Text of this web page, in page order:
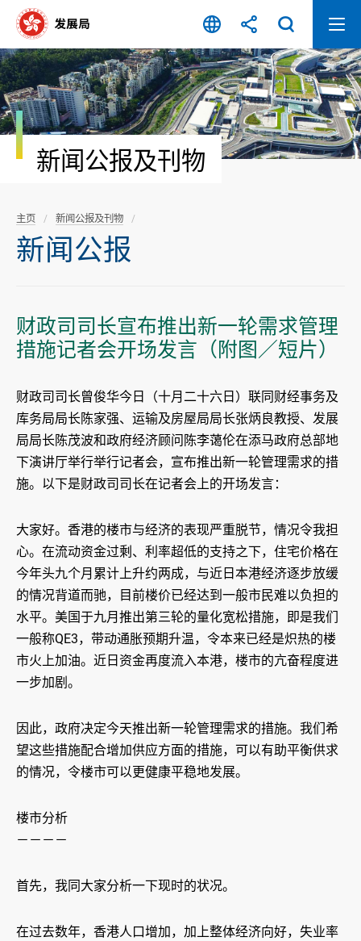
容
开
始
新闻公报及刊物
主页 新闻公报及刊物
新闻公报
财政司司长宣布推出新一轮需求管理
措施记者会开场发言（附图／短片）
财政司司长曾俊华今日（十月二十六日）联同财经事务及
库务局局长陈家强、运输及房屋局局长张炳良教授、发展
局局长陈茂波和政府经济顾问陈李蔼伦在添马政府总部地
下演讲厅举行举行记者会，宣布推出新一轮管理需求的措
施。以下是财政司司长在记者会上的开场发言：
大家好。香港的楼市与经济的表现严重脱节，情况令我担
心。在流动资金过剩、利率超低的支持之下，住宅价格在
今年头九个月累计上升约两成，与近日本港经济逐步放缓
的情况背道而驰，目前楼价已经达到一般市民难以负担的
水平。美国于九月推出第三轮的量化宽松措施，即是我们
一般称QE3，带动通胀预期升温，令本来已经是炽热的楼
市火上加油。近日资金再度流入本港，楼市的亢奋程度进
一步加剧。
因此，政府决定今天推出新一轮管理需求的措施。我们希
望这些措施配合增加供应方面的措施，可以有助平衡供求
的情况，令楼市可以更健康平稳地发展。
楼市分析
－－－－
首先，我同大家分析一下现时的状况。
在过去数年，香港人口增加，加上整体经济向好，失业率